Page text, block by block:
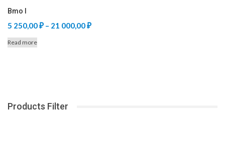
Bmo I
5 250,00₽ – 21 000,00₽Price
Read more
Products Filter